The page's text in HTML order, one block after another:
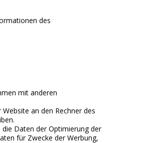
des
mit anderen
an den Rechner des
Daten der Optimierung der
für Zwecke der Werbung,